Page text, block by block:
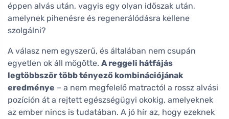
éppen alvás után, vagyis egy olyan időszak után,
amelynek pihenésre és regenerálódásra kellene
szolgálni?
A válasz nem egyszerű, és általában nem csupán
egyetlen ok áll mögötte. A reggeli hátfájás
legtöbbször több tényező kombinációjának
eredménye – a nem megfelelő matractól a rossz alvási
pozíción át a rejtett egészségügyi okokig, amelyeknek
az ember nincs is tudatában. A jó hír az, hogy ezeknek